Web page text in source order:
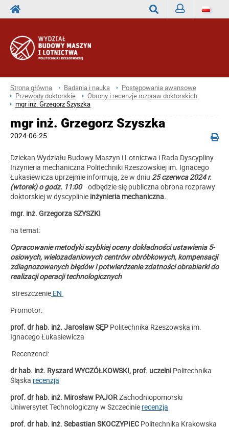
Strona główna Badania i nauka
Postępowania awansowe
Przewody doktorskie
Obrony i recenzje rozpraw doktorskich
mgr inż. Grzegorz Szyszka
mgr inż. Grzegorz Szyszka
2024-06-25
Dziekan Wydziału Budowy Maszyn i Lotnictwa i Rada Dyscypliny
Inżynieria mechaniczna Politechniki Rzeszowskiej im. Ignacego
Łukasiewicza uprzejmie informują, że w dniu 25 czerwca 2024 r.
(wtorek) o godz. 11:00
odbędzie się publiczna obrona rozprawy
doktorskiej w dyscyplinie inżynieria mechaniczna.
mgr. inż. Grzegorza SZYSZKI
na temat:
Opracowanie metodyki szybkiej oceny dokładności ustawienia 5-
osiowych, wielozadaniowych centrów obróbkowych, kompensacji
zdiagnozowanych błędów i potwierdzenie zdatności obrabiarki do
realizacji operacji technologicznych
streszczenie EN
Promotor:
prof. dr hab. inż. Jarosław SĘP Politechnika Rzeszowska im.
Ignacego Łukasiewicza
Recenzenci:
dr hab. inż. Ryszard WYCZÓŁKOWSKI, prof. uczelni Politechnika
Śląska recenzja
prof. dr hab. inż. Mirosław PAJORZachodniopomorski
Uniwersytet Technologiczny w Szczecinie recenzja
prof. dr hab. inż. Sebastian SKOCZYPIEC Politechnika Krakowska